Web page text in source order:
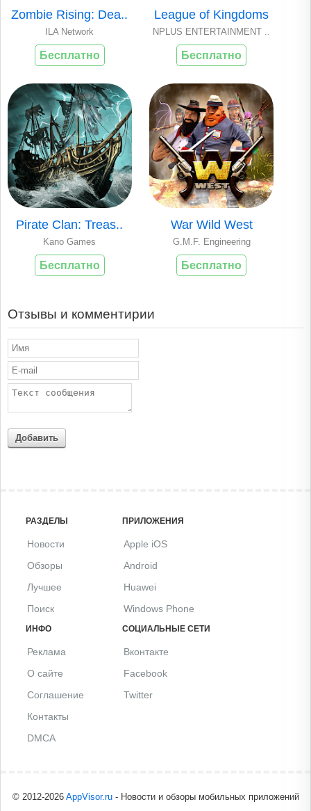
Zombie Rising: Dea..
ILA Network
Бесплатно
League of Kingdoms
NPLUS ENTERTAINMENT ..
Бесплатно
Pirate Clan: Treas..
Kano Games
Бесплатно
War Wild West
G.M.F. Engineering
Бесплатно
Отзывы и комментирии
Добавить
РАЗДЕЛЫ
Новости
Обзоры
Лучшее
Поиск
ПРИЛОЖЕНИЯ
Apple iOS
Android
Huawei
Windows Phone
ИНФО
Реклама
О сайте
Соглашение
Контакты
DMCA
СОЦИАЛЬНЫЕ СЕТИ
Вконтакте
Facebook
Twitter
© 2012-2026 AppVisor.ru- Новости и обзоры мобильных приложений